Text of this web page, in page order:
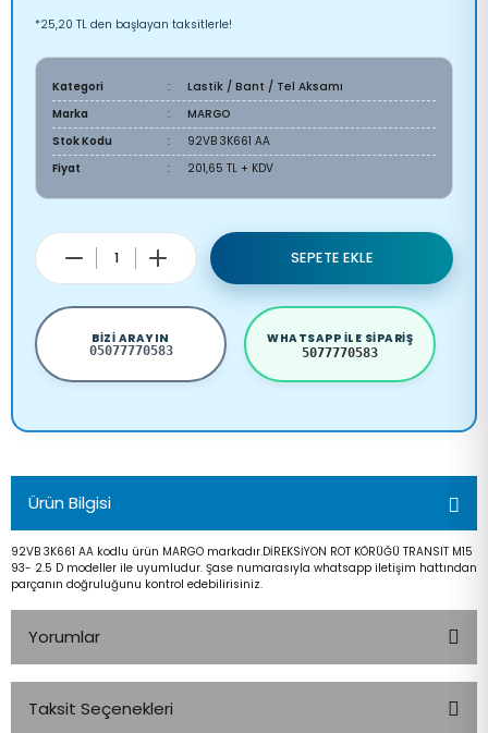
*25,20 TL den başlayan taksitlerle!
Kategori
Lastik / Bant / Tel Aksamı
Marka
MARGO
Stok Kodu
92VB 3K661 AA
Fiyat
201,65 TL + KDV
SEPETE EKLE
BIZI ARAYIN
05077770583
WHATSAPP ILE SIPARIŞ
5077770583
Ürün Bilgisi
92VB 3K661 AA kodlu ürün MARGO markadır.DİREKSİYON ROT KÖRÜĞÜ TRANSIT M15
93- 2.5 D modeller ile uyumludur. Şase numarasıyla whatsapp iletişim hattından
parçanın doğruluğunu kontrol edebilirisiniz.
Yorumlar
Taksit Seçenekleri